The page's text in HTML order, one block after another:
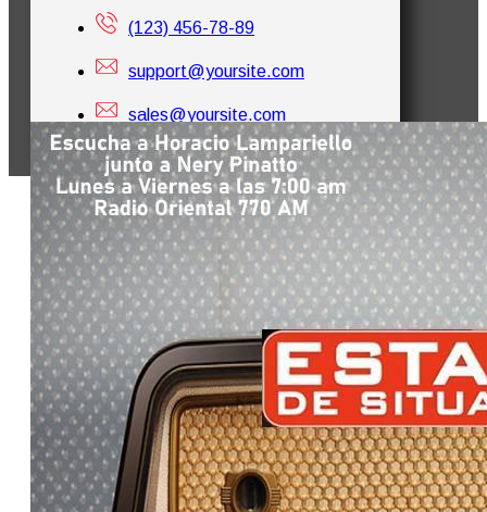
(123) 456-78-89
support@yoursite.com
sales@yoursite.com